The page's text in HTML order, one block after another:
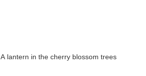
A lantern in the cherry blossom trees